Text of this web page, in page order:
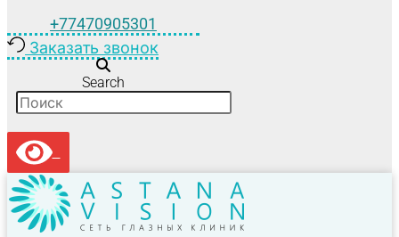
+77470905301
Заказать звонок
Search